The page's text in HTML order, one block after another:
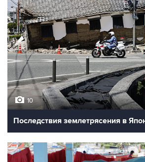
10
Последствия землетрясения в